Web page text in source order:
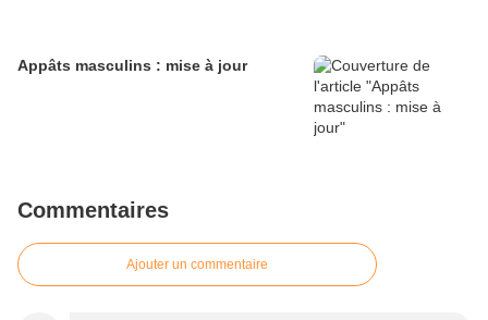
Appâts masculins : mise à jour
Commentaires
Ajouter un commentaire